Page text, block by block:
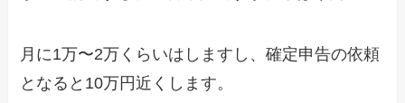
月に1万〜2万くらいはしますし、確定申告の依頼
となると10万円近くします。